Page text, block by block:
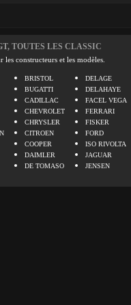
TOUTES LES CLASSIC
les constructeurs et les modèles.
BRISTOL
BUGATTI
CADILLAC
CHEVROLET
CHRYSLER
CITROEN
COOPER
DAIMLER
DE TOMASO
DELAGE
DELAHAYE
FACEL VEGA
FERRARI
FISKER
FORD
ISO RIVOLTA
JAGUAR
JENSEN